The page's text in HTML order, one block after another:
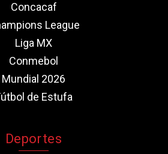
Concacaf
League
Liga MX
Conmebol
Mundial 2026
de Estufa
Deportes